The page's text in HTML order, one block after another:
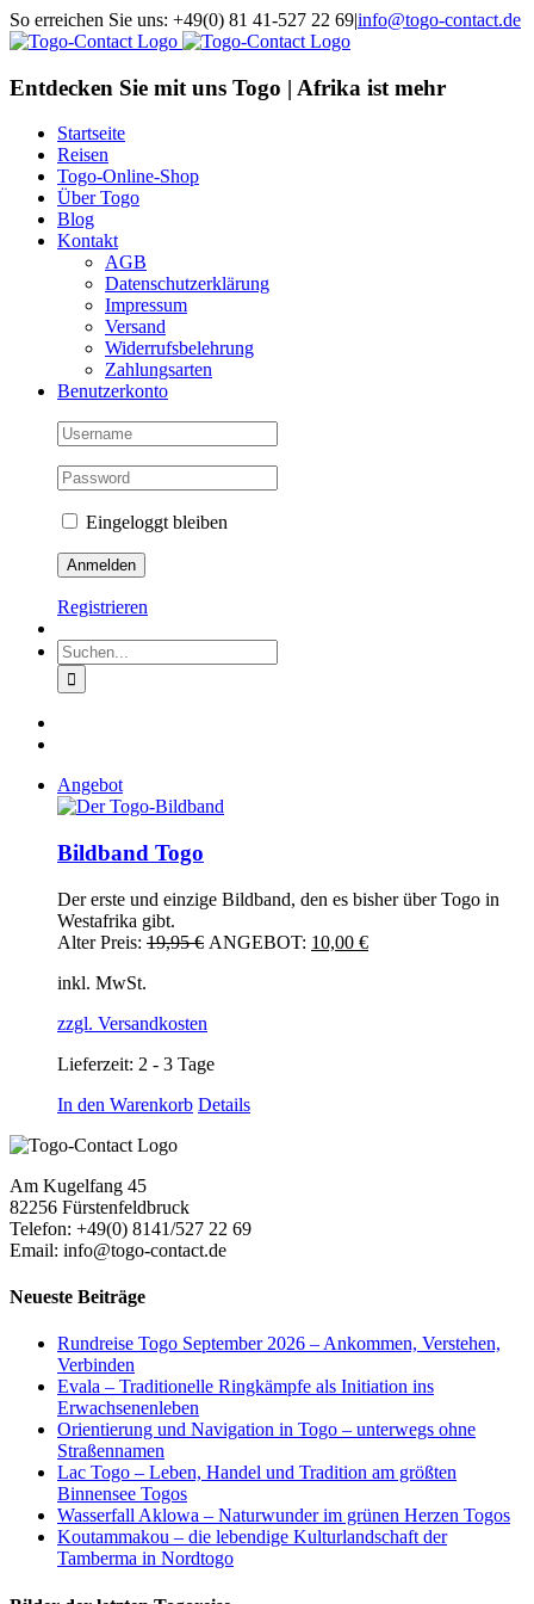
Skip
to
So erreichen Sie uns: +49(0) 81 41-527 22 69|info@togo-contact.de
Facebook
Instagram
Pinterest
X
Rss
E-
Entdecken Sie mit uns Togo | Afrika ist mehr
Startseite
Reisen
Togo-Online-Shop
Über Togo
Blog
Kontakt
AGB
Datenschutzerklärung
Impressum
Versand
Widerrufsbelehrung
Zahlungsarten
Benutzerkonto
Eingeloggt bleiben
Registrieren
Suche
nach:
Angebot
Bildband Togo
Der erste und einzige Bildband, den es bisher über Togo in
Westafrika gibt.
Alter Preis: 19,95€ Ursprünglicher
ANGEBOT: 10,00 €Aktueller
inkl. MwSt.
zzgl. Versandkosten
Lieferzeit: 2 - 3 Tage
In den Warenkorb Details
Am Kugelfang 45
82256 Fürstenfeldbruck
Telefon: +49(0) 8141/527 22 69
Email: info@togo-contact.de
Neueste Beiträge
Rundreise Togo September 2026 – Ankommen, Verstehen,
Verbinden
Evala – Traditionelle Ringkämpfe als Initiation ins
Erwachsenenleben
Orientierung und Navigation in Togo – unterwegs ohne
Straßennamen
Lac Togo – Leben, Handel und Tradition am größten
Binnensee Togos
Wasserfall Aklowa – Naturwunder im grünen Herzen Togos
Koutammakou – die lebendige Kulturlandschaft der
Tamberma in Nordtogo